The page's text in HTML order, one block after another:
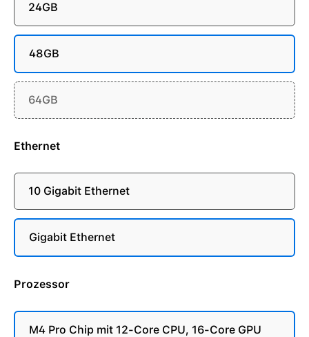
24GB
48GB
64GB
Ethernet
10 Gigabit Ethernet
Gigabit Ethernet
Prozessor
M4 Pro Chip mit 12-Core CPU, 16-Core GPU